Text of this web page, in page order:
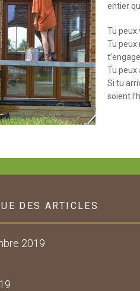
entier
Tu peux
Tu peux
Tu peux
Si tu
soient
DES ARTICLES
2019